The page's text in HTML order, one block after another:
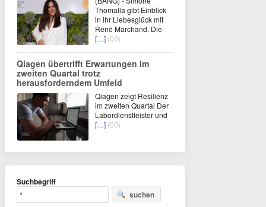
Thomalla gibt Einblick
in ihr Liebesglück mit
René Marchand. Die
[…] (00)
Qiagen übertrifft Erwartungen im
zweiten Quartal trotz
herausforderndem Umfeld
Qiagen zeigt Resilienz
im zweiten Quartal Der
Labordienstleister und
[…] (00)
Suchbegriff
suchen